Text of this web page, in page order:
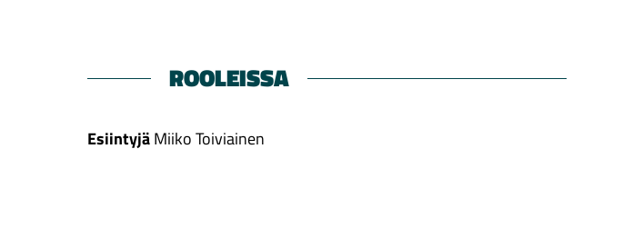
ROOLEISSA
EsiintyjäMiiko Toiviainen